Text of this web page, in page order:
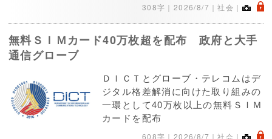
308字｜ 2026/8/7 ｜社会｜ .
無料ＳＩＭカード40万枚超を配布 政府と大手
通信グローブ
ＤＩＣＴとグローブ・テレコムはデ
ジタル格差解消に向けた取り組みの
一環として40万枚以上の無料ＳＩＭ
カードを配布
608字｜ 2026/8/7 ｜社会｜ .